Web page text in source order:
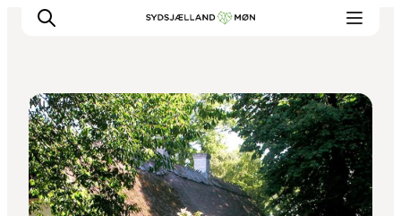
Oplev
Byer og steder
Events
Museer